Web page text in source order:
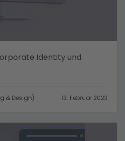
Identity und
& Design) 13. Februar 2023